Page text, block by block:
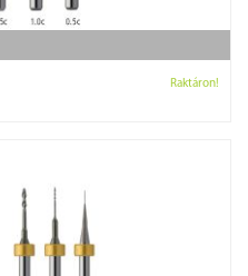
Raktáron!